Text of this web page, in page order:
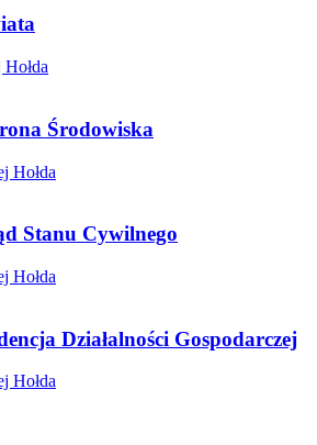
Środowiska
Hołda
Stanu Cywilnego
Hołda
Działalności Gospodarczej
Hołda